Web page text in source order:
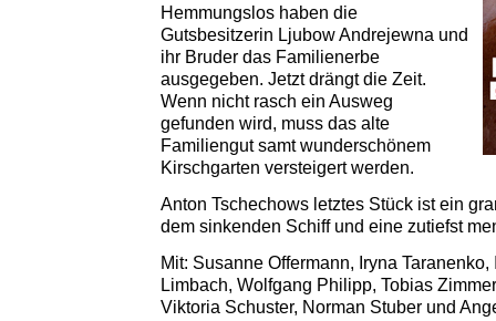
Hemmungslos haben die
Gutsbesitzerin Ljubow Andrejewna und
ihr Bruder das Familienerbe
ausgegeben. Jetzt drängt die Zeit.
Wenn nicht rasch ein Ausweg
gefunden wird, muss das alte
Familiengut samt wunderschönem
Kirschgarten versteigert werden.
Anton Tschechows letztes Stück ist ein
dem sinkenden Schiff und eine zutiefst
Mit: Susanne Offermann, Iryna
Limbach, Wolfgang Philipp, Tobias
Viktoria Schuster, Norman Stuber und